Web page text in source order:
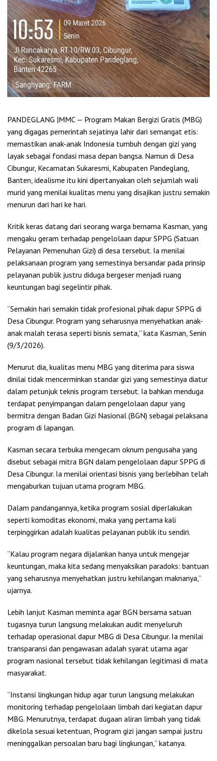
PANDEGLANG |MMC — Program Makan Bergizi Gratis (MBG)
yang digagas pemerintah sejatinya lahir dari semangat etis:
memastikan anak-anak Indonesia tumbuh dengan gizi yang
layak sebagai fondasi masa depan bangsa. Namun di Desa
Cibungur, Kecamatan Sukaresmi, Kabupaten Pandeglang,
Banten, idealisme itu kini dipertanyakan oleh sejumlah wali
murid yang menilai kualitas menu yang disajikan justru semakin
menurun dari hari ke hari.
Kritik keras datang dari seorang warga bernama Kasman, yang
mengaku geram terhadap pengelolaan dapur SPPG (Satuan
Pelayanan Pemenuhan Gizi) di desa tersebut. Ia menilai
pelaksanaan program yang semestinya bersandar pada prinsip
pelayanan publik justru diduga bergeser menjadi ruang
keuntungan bagi segelintir pihak.
“Semakin hari semakin tidak profesional pihak dapur SPPG di
Desa Cibungur. Program yang seharusnya menyehatkan anak-
anak malah terasa seperti bisnis semata,” kata Kasman, Senin
(9/3/2026).
Menurut dia, kualitas menu MBG yang diterima para siswa
dinilai tidak mencerminkan standar gizi yang semestinya diatur
dalam petunjuk teknis program tersebut. Ia bahkan menduga
terdapat penyimpangan dalam pengelolaan dapur yang
bermitra dengan Badan Gizi Nasional (BGN) sebagai pelaksana
program di lapangan.
Kasman secara terbuka mengecam oknum pengusaha yang
disebut sebagai mitra BGN dalam pengelolaan dapur SPPG di
Desa Cibungur. Ia menilai orientasi bisnis yang berlebihan telah
mengaburkan tujuan utama program MBG.
Dalam pandangannya, ketika program sosial diperlakukan
seperti komoditas ekonomi, maka yang pertama kali
terpinggirkan adalah kualitas pelayanan publik itu sendiri.
“Kalau program negara dijalankan hanya untuk mengejar
keuntungan, maka kita sedang menyaksikan paradoks: bantuan
yang seharusnya menyehatkan justru kehilangan maknanya,”
ujarnya.
Lebih lanjut Kasman meminta agar BGN bersama satuan
tugasnya turun langsung melakukan audit menyeluruh
terhadap operasional dapur MBG di Desa Cibungur. Ia menilai
transparansi dan pengawasan adalah syarat utama agar
program nasional tersebut tidak kehilangan legitimasi di mata
masyarakat.
“Instansi lingkungan hidup agar turun langsung melakukan
monitoring terhadap pengelolaan limbah dari kegiatan dapur
MBG. Menurutnya, terdapat dugaan aliran limbah yang tidak
dikelola sesuai ketentuan, Program gizi jangan sampai justru
meninggalkan persoalan baru bagi lingkungan,” katanya.